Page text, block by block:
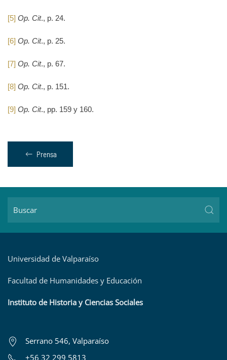
[5] Op. Cit., p. 24.
[6] Op. Cit., p. 25.
[7] Op. Cit., p. 67.
[8] Op. Cit., p. 151.
[9] Op. Cit., pp. 159 y 160.
Prensa
Universidad de Valparaíso
Facultad de Humanidades y Educación
Instituto de Historia y Ciencias Sociales
Serrano 546, Valparaíso
+56 32 299 5813